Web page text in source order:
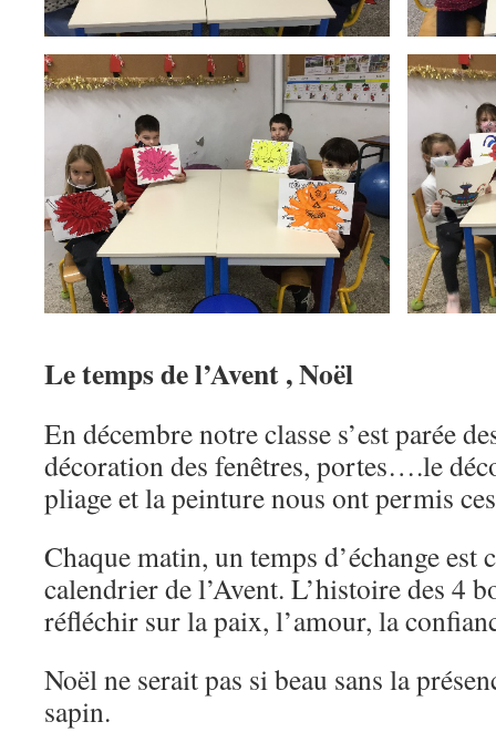
Le temps de l’Avent , Noël
En décembre notre classe s’est parée
décoration des fenêtres, portes….le
pliage et la peinture nous ont permis
Chaque matin, un temps d’échange est
calendrier de l’Avent. L’histoire des 4
réfléchir sur la paix, l’amour, la
Noël ne serait pas si beau sans la
sapin.